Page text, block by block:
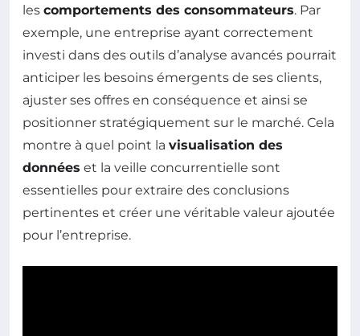
les comportements des consommateurs. Par
exemple, une entreprise ayant correctement
investi dans des outils d’analyse avancés pourrait
anticiper les besoins émergents de ses clients,
ajuster ses offres en conséquence et ainsi se
positionner stratégiquement sur le marché. Cela
montre à quel point la visualisation des
données et la veille concurrentielle sont
essentielles pour extraire des conclusions
pertinentes et créer une véritable valeur ajoutée
pour l’entreprise.